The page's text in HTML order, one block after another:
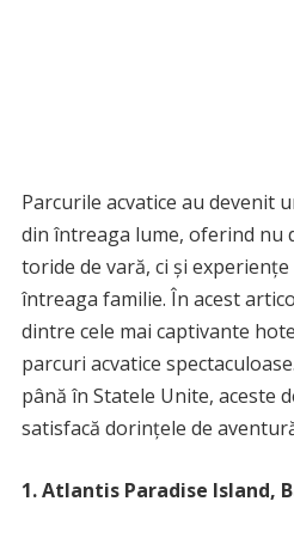
Parcurile acvatice au devenit
din întreaga lume, oferind nu
toride de vară, ci și
întreaga familie. În acest
dintre cele mai captivante
parcuri acvatice
până în Statele Unite, aceste
satisfacă dorințele de
1. Atlantis Paradise Island,